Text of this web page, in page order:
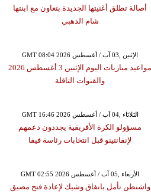
أصالة تطلق أغنيتها الجديدة بتعاون مع ابنتها
شام الذهبي
GMT 08:04 2026 الإثنين ,03 آب / أغسطس
مواعيد مباريات اليوم الإثنين 3 أغسطس 2026
والقنوات الناقلة
GMT 16:46 2026 الثلاثاء ,04 آب / أغسطس
مسؤولو الكرة الأفريقية يجددون دعمهم
لإنفانتينو قبل انتخابات رئاسة فيفا
GMT 02:55 2026 الأربعاء ,05 آب / أغسطس
واشنطن تأمل باتفاق وشيك لإعادة فتح مضيق